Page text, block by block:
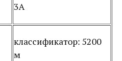
3А
классификатор: 5200
м